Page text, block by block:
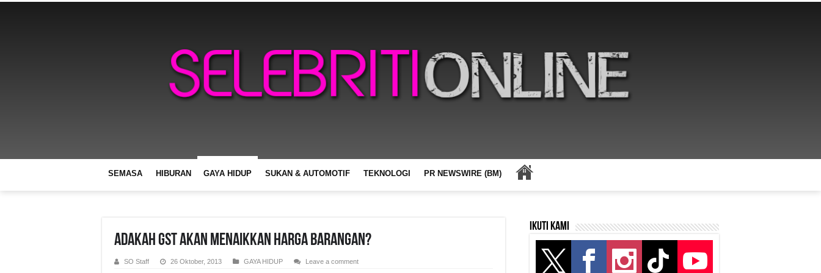
SEMASA HIBURAN GAYA HIDUP SUKAN & AUTOMOTIF TEKNOLOGI PR NEWSWIRE (BM)
Adakah GST Akan Menaikkan Harga Barangan?
SO Staff 26 Oktober, 2013 GAYA HIDUP Leave a comment
Ikuti kami